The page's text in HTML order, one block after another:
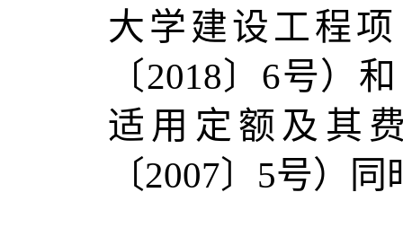
大学建设工程
〔2018〕6号）
适用定额及其
〔2007〕5号）